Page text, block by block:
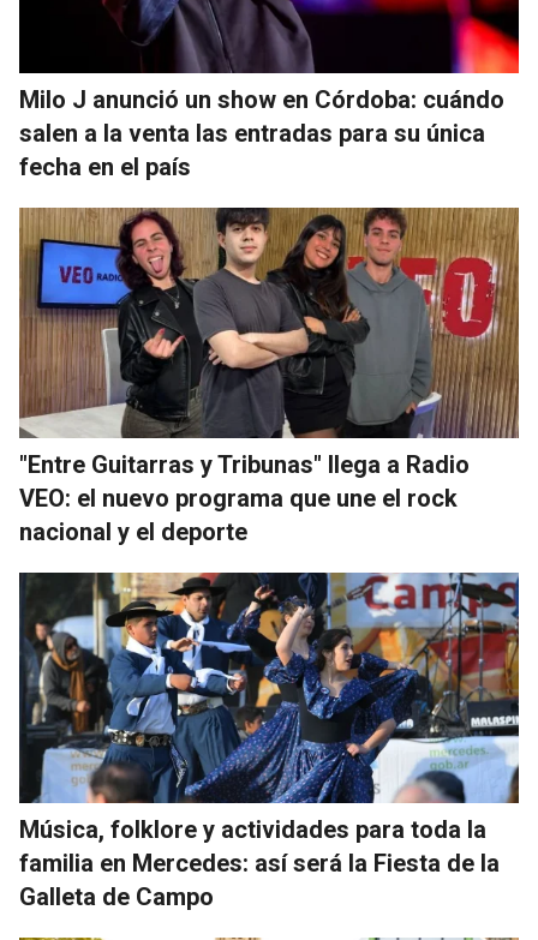
Milo J anunció un show en Córdoba: cuándo
salen a la venta las entradas para su única
fecha en el país
"Entre Guitarras y Tribunas" llega a Radio
VEO: el nuevo programa que une el rock
nacional y el deporte
Música, folklore y actividades para toda la
familia en Mercedes: así será la Fiesta de la
Galleta de Campo